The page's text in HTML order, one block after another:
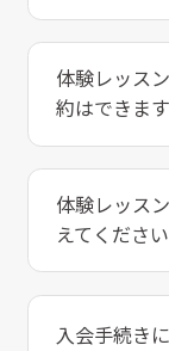
体験レッス
約はできま
体験レッス
えてください
入会手続き